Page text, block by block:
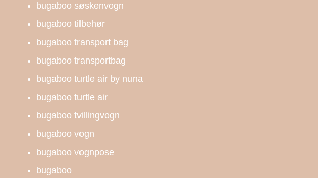
bugaboo søskenvogn
bugaboo tilbehør
bugaboo transport bag
bugaboo transportbag
bugaboo turtle air by nuna
bugaboo turtle air
bugaboo tvillingvogn
bugaboo vogn
bugaboo vognpose
bugaboo